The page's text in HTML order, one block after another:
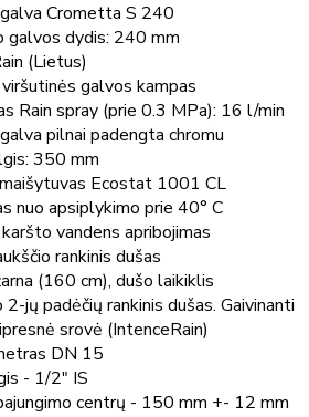
Crometta S 240
dydis: 240 mm
(Lietus)
galvos kampas
Rain spray (prie 0.3 MPa): 16 l/min
pilnai padengta chromu
350 mm
Ecostat 1001 CL
nuo apsiplykimo prie 40° C
vandens apribojimas
rankinis dušas
(160 cm), dušo laikiklis
jų padėčių rankinis dušas. Gaivinanti
srovė (IntenceRain)
DN 15
- 1/2" IS
centrų - 150 mm +- 12 mm